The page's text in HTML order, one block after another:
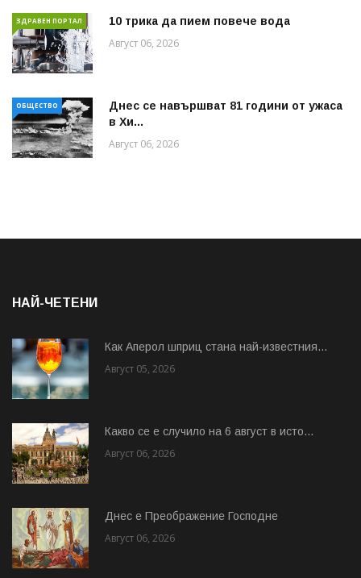
ЗДРАВЕН ПОРТАЛ 10 трика да пием повече вода
Август 06, 2026
ОБЩЕСТВО
Днес се навършват 81 години от ужаса
в Хи...
Август 06, 2026
НАЙ-ЧЕТЕНИ
Как Аперол шприц стана най-известния...
Август 05, 2026
Какво се е случило на 6 август в исто...
Август 06, 2026
Днес е Преображение Господне
Август 06, 2026